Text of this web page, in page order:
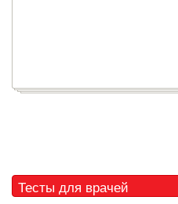
Тесты для врачей